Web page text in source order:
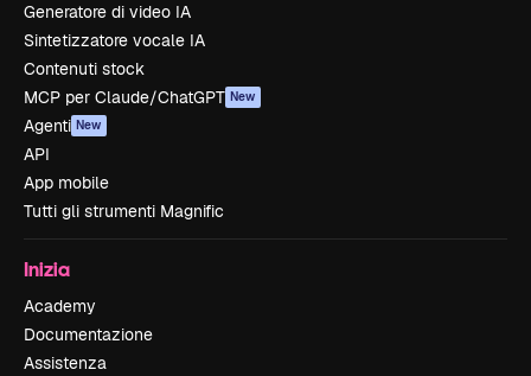
Generatore di video IA
Sintetizzatore vocale IA
Contenuti stock
MCP per Claude/ChatGPT New
Agenti New
API
App mobile
Tutti gli strumenti Magnific
Inizia
Academy
Documentazione
Assistenza